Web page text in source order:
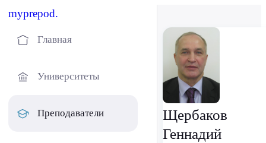
myprepod.
Главная
Университеты
Преподаватели
Щербаков
Геннадий